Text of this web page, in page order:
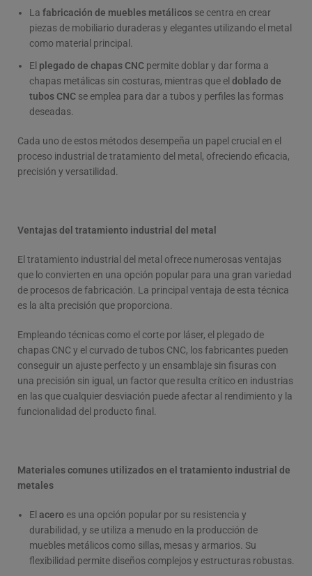
La fabricación de muebles metálicos se centra en crear
piezas de mobiliario duraderas y elegantes utilizando el metal
como material principal.
El plegado de chapas CNC permite doblar y dar forma a
chapas metálicas sin costuras, mientras que el doblado de
tubos CNC se emplea para dar a tubos y perfiles las formas
deseadas.
Cada uno de estos métodos desempeña un papel crucial en el
proceso industrial de tratamiento del metal, ofreciendo eficacia,
precisión y versatilidad.
Ventajas del tratamiento industrial del metal
El tratamiento industrial del metal ofrece numerosas ventajas
que lo convierten en una opción popular para una gran variedad
de procesos de fabricación. La principal ventaja de esta técnica
es la alta precisión que proporciona.
Empleando técnicas como el corte por láser, el plegado de
chapas CNC y el curvado de tubos CNC, los fabricantes pueden
conseguir un ajuste perfecto y un ensamblaje sin fisuras con
una precisión sin igual, un factor que resulta crítico en industrias
en las que cualquier desviación puede afectar al rendimiento y la
funcionalidad del producto final.
Materiales comunes utilizados en el tratamiento industrial de
metales
El acero es una opción popular por su resistencia y
durabilidad, y se utiliza a menudo en la producción de
muebles metálicos como sillas, mesas y armarios. Su
flexibilidad permite diseños complejos y estructuras robustas.